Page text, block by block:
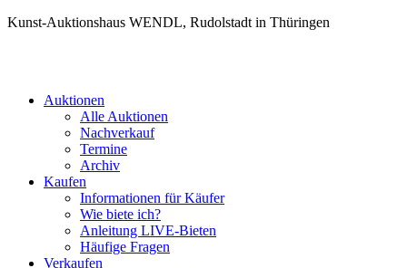
Kunst-Auktionshaus WENDL, Rudolstadt in Thüringen
Auktionen
Alle Auktionen
Nachverkauf
Termine
Archiv
Kaufen
Informationen für Käufer
Wie biete ich?
Anleitung LIVE-Bieten
Häufige Fragen
Verkaufen